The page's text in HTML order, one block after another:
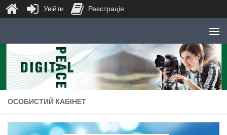
Skip to content
ОСОБИСТИЙ КАБІНЕТ
Увійти Реєстрація